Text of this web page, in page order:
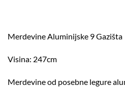
Merdevine Aluminijske 9 Gazišta
Visina: 247cm
Merdevine od posebne legure